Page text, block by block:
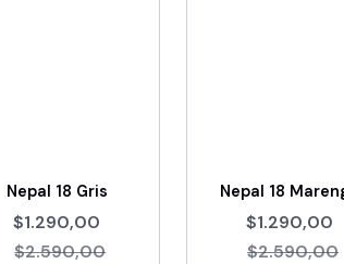
Nepal 18 Gris
$1.290,00
$2.590,00
Nepal 18
$1.290,00
$2.590,00